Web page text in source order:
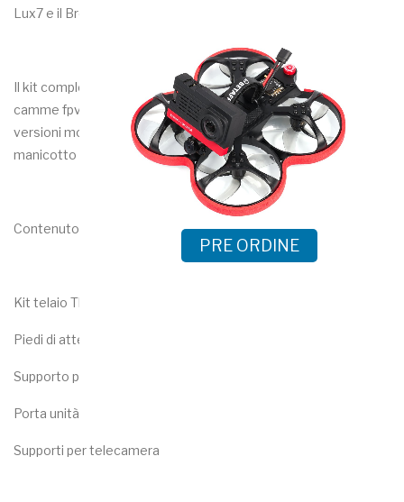
Lux7 e il Brotherhobby 2806.5 1300kv.
Il kit completo contiene parti stampate: Telaio, albero a
camme fpv e smorzatore dell'albero a camme (entrambe le
versioni mostrate). La versione per DJI comprende anche un
manicotto per l'unità d'aria e i supporti per l'antenna.
Contenuto
Kit telaio Thicc 2.0
Piedi di atterraggio
Supporto per telecamera DJI
Porta unità d'aria DJI
Supporti per telecamera
PRE ORDINE